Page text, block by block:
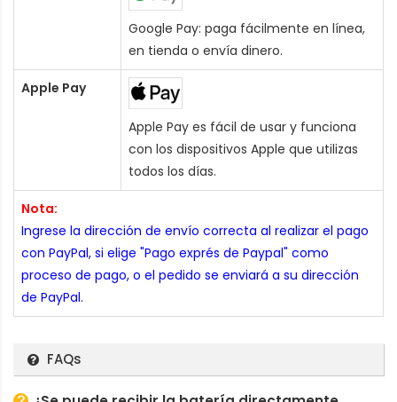
Google Pay: paga fácilmente en línea,
en tienda o envía dinero.
Apple Pay
Apple Pay es fácil de usar y funciona
con los dispositivos Apple que utilizas
todos los días.
Nota:
Ingrese la dirección de envío correcta al realizar el pago
con PayPal, si elige "Pago exprés de Paypal" como
proceso de pago, o el pedido se enviará a su dirección
de PayPal.
FAQs